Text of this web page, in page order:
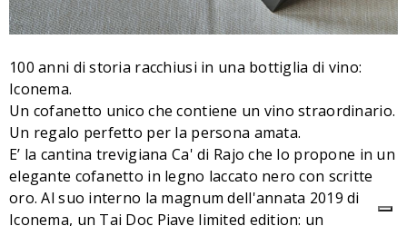
100 anni di storia racchiusi in una bottiglia di vino:
Iconema.
Un cofanetto unico che contiene un vino straordinario.
Un regalo perfetto per la persona amata.
E’ la cantina trevigiana Ca' di Rajo che lo propone in un
elegante cofanetto in legno laccato nero con scritte
oro. Al suo interno la magnum dell'annata 2019 di
Iconema, un Tai Doc Piave limited edition: un